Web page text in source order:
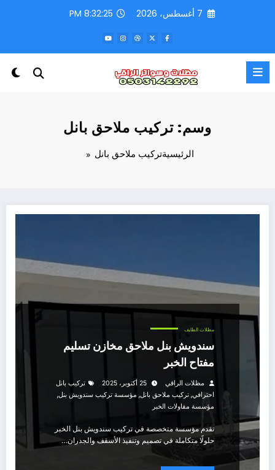
7 أغسطس، 2026 8:32:25 PM
وسم: تركيب ملاحق بانل
الرئيسيةتركيب ملاحق بانل
مظلات الطايف
سندويش بنل ملاحق مخازن تسليم
مفتاح الخبر
مظلات الراقي 25 أكتوبر، 2025
تركيب بانل
احترافي, تركيب ملاحق بانل, مؤسسة تركيب سندويش بنل,
مؤسسة مقاولات الخبر
تقدم مؤسسة متخصصة في تركيب سندويش بنل الخبر
حلولًا متكاملة في تصميم وتنفيذ الأسقف والجدران…